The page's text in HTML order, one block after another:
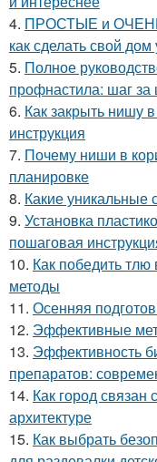
4. ПРОСТЫЕ и ОЧЕНЬ
как сделать свой
5. Полное
профнастила: шаг за
6. Как закрыть нишу
инструкция
7. Почему ниши в
планировке
8. Какие уникальные
9. Установка
пошаговая
10. Как победить
методы
11. Осенняя
12. Эффективные
13. Эффективность
препаратов:
14. Как город связан
архитектуре
15. Как выбрать